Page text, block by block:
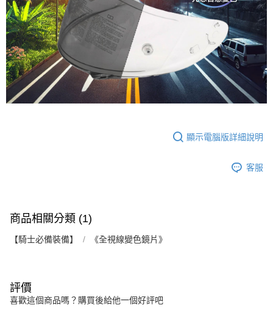
【注意事項】
１．透過由恩沛科技股份有限公司提供之「AFTEE先享後付」服務完成之交
易，需依本服務之必要範圍內提供個人資料，並將交易相關給付款項請求債
權轉讓予恩沛科技股份有限公司。
２．關於個人資料處理事宜，請瀏覽以下網址：
https://aftee.tw/terms/#terms3
３．未成年的使用者請事先徵得法定代理人或監護人之同意方可使用
「AFTEE先享後付」，若未經同意申辦者引起之損失，本公司不負相關責
任。
５．嚴禁一人註冊多個帳號或使用他人資訊註冊。若發現惡意使用之情形，
宅配
每筆NT$80，滿NT$1,999(含以上)免運費
顯示電腦版詳細說明
客服
商品相關分類 (1)
【騎士必備裝備】 《全視線變色鏡片》
評價
喜歡這個商品嗎？購買後給他一個好評吧